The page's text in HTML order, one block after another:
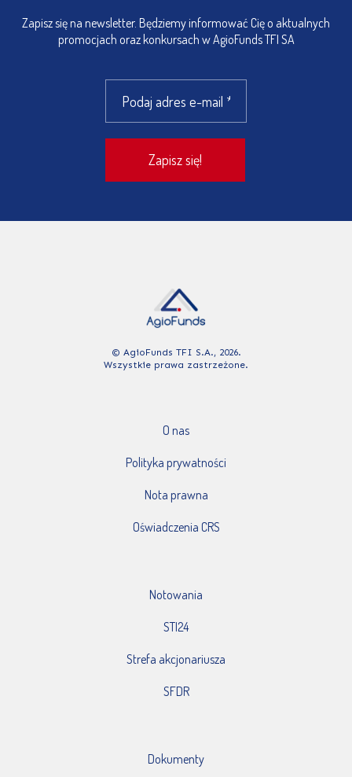
Zapisz się na newsletter. Będziemy informować Cię o aktualnych
promocjach oraz konkursach w AgioFunds TFI SA
© AgioFunds TFI S.A., 2026.
Wszystkie prawa zastrzeżone.
O nas
Polityka prywatności
Nota prawna
Oświadczenia CRS
Notowania
STI24
Strefa akcjonariusza
SFDR
Dokumenty